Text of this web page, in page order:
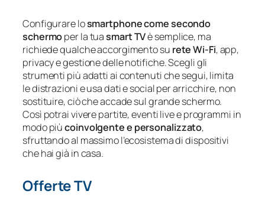
Configurare losmartphone come secondo
schermoper la tuasmart TVè semplice, ma
richiede qualche accorgimento su rete Wi‑Fi, app,
privacy e gestione delle notifiche. Scegli gli
strumenti più adatti ai contenuti che segui, limita
le distrazioni e usa dati e social per arricchire, non
sostituire, ciò che accade sul grande schermo.
Così potrai vivere partite, eventi live e programmi in
modo piùcoinvolgente e personalizzato,
sfruttando al massimo l’ecosistema di dispositivi
che hai già in casa.
Offerte TV